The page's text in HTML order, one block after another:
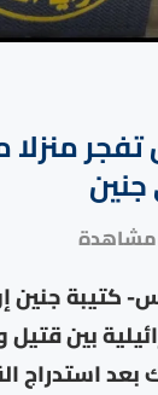
جنين
كتيبة جنين
بين
استدراج